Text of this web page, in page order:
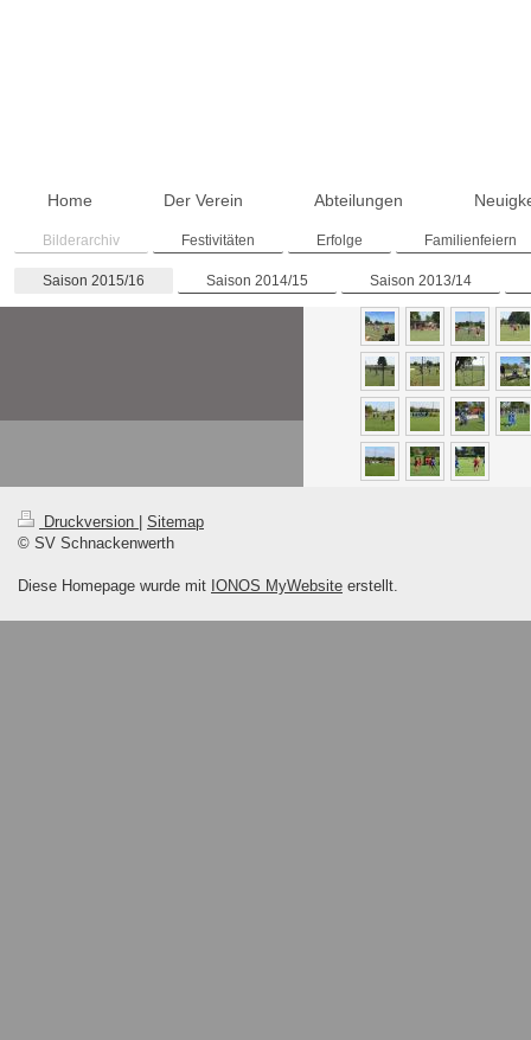
Home Der Verein Abteilungen
Bilderarchiv Festivitäten Erfolge Familienfeiern
Saison 2015/16 Saison 2014/15 Saison 2013/14
Druckversion
Sitemap
© SV Schnackenwerth
Diese Homepage wurde mit IONOS MyWebsite erstellt.